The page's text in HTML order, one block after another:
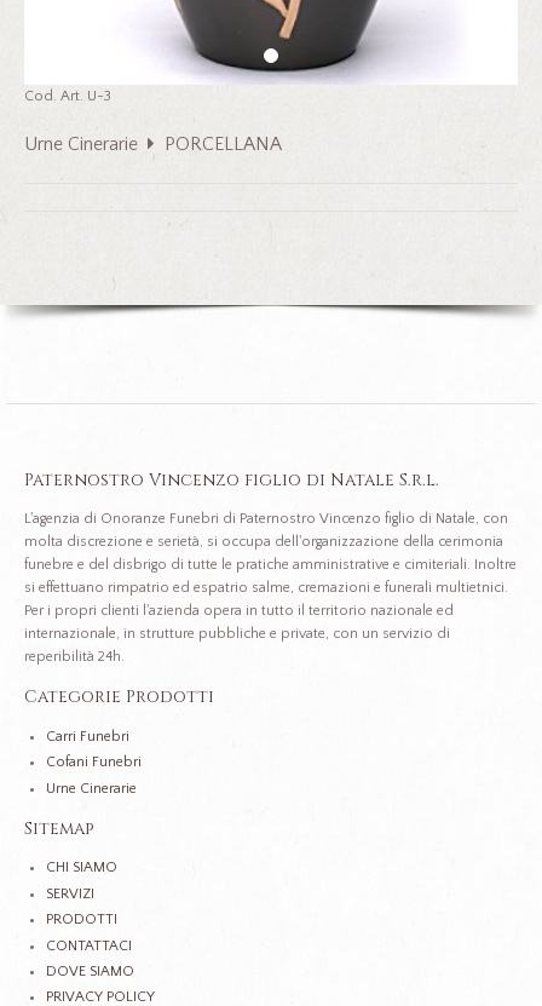
Cod. Art. U-3
Urne Cinerarie PORCELLANA
Paternostro Vincenzo figlio di Natale S.r.l.
L'agenzia di Onoranze Funebri di Paternostro Vincenzo figlio di Natale, con
molta discrezione e serietà, si occupa dell'organizzazione della cerimonia
funebre e del disbrigo di tutte le pratiche amministrative e cimiteriali. Inoltre
si effettuano rimpatrio ed espatrio salme, cremazioni e funerali multietnici.
Per i propri clienti l'azienda opera in tutto il territorio nazionale ed
internazionale, in strutture pubbliche e private, con un servizio di
reperibilità 24h.
Categorie Prodotti
Carri Funebri
Cofani Funebri
Urne Cinerarie
Sitemap
CHI SIAMO
SERVIZI
PRODOTTI
CONTATTACI
DOVE SIAMO
PRIVACY POLICY